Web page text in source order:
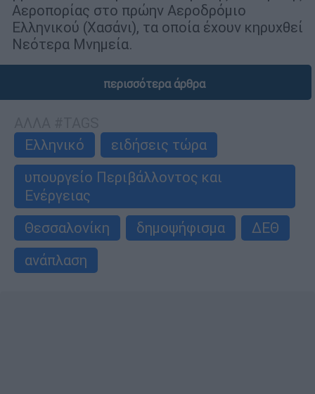
Αεροπορίας στο πρώην Αεροδρόμιο
Ελληνικού (Χασάνι), τα οποία έχουν κηρυχθεί
Νεότερα Μνημεία.
περισσότερα άρθρα
Ελληνικό
ειδήσεις τώρα
υπουργείο Περιβάλλοντος και
Ενέργειας
Θεσσαλονίκη
δημοψήφισμα
ΔΕΘ
ανάπλαση